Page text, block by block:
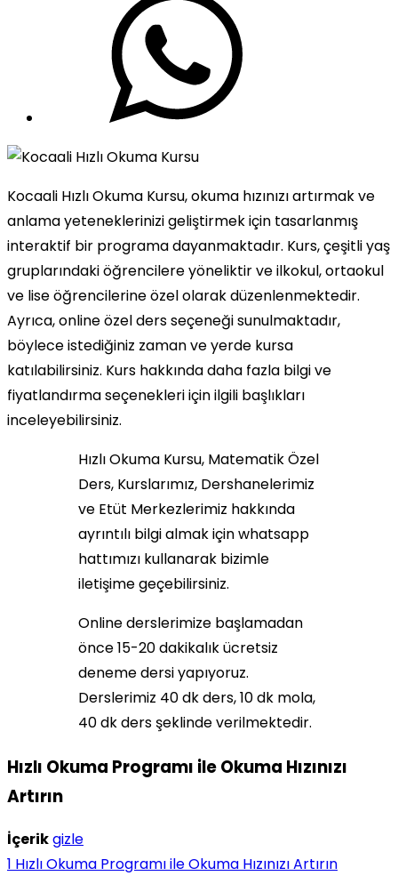
Kocaali Hızlı Okuma Kursu, okuma hızınızı artırmak ve
anlama yeteneklerinizi geliştirmek için tasarlanmış
interaktif bir programa dayanmaktadır. Kurs, çeşitli yaş
gruplarındaki öğrencilere yöneliktir ve ilkokul, ortaokul
ve lise öğrencilerine özel olarak düzenlenmektedir.
Ayrıca, online özel ders seçeneği sunulmaktadır,
böylece istediğiniz zaman ve yerde kursa
katılabilirsiniz. Kurs hakkında daha fazla bilgi ve
fiyatlandırma seçenekleri için ilgili başlıkları
inceleyebilirsiniz.
Hızlı Okuma Kursu, Matematik Özel
Ders, Kurslarımız, Dershanelerimiz
ve Etüt Merkezlerimiz hakkında
ayrıntılı bilgi almak için whatsapp
hattımızı kullanarak bizimle
iletişime geçebilirsiniz.
Online derslerimize başlamadan
önce 15-20 dakikalık ücretsiz
deneme dersi yapıyoruz.
Derslerimiz 40 dk ders, 10 dk mola,
40 dk ders şeklinde verilmektedir.
Hızlı Okuma Programı ile Okuma Hızınızı
Artırın
İçerikgizle
1 Hızlı Okuma Programı ile Okuma Hızınızı Artırın